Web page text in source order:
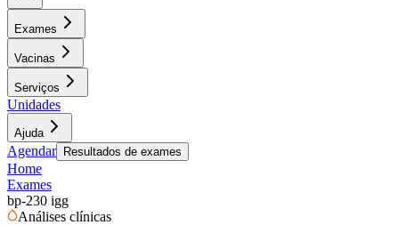
Exames
Vacinas
Serviços
Unidades
Ajuda
Agendar Resultados de exames
Home
Exames
bp-230 igg
Análises clínicas